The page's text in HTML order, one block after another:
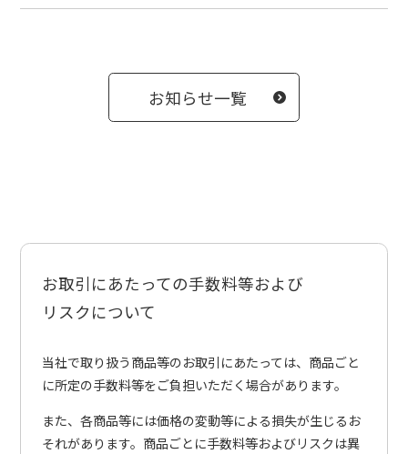
お知らせ一覧
お取引にあたっての手数料等および
リスクについて
当社で取り扱う商品等のお取引にあたっては、商品ごと
に所定の手数料等をご負担いただく場合があります。
また、各商品等には価格の変動等による損失が生じるお
それがあります。商品ごとに手数料等およびリスクは異